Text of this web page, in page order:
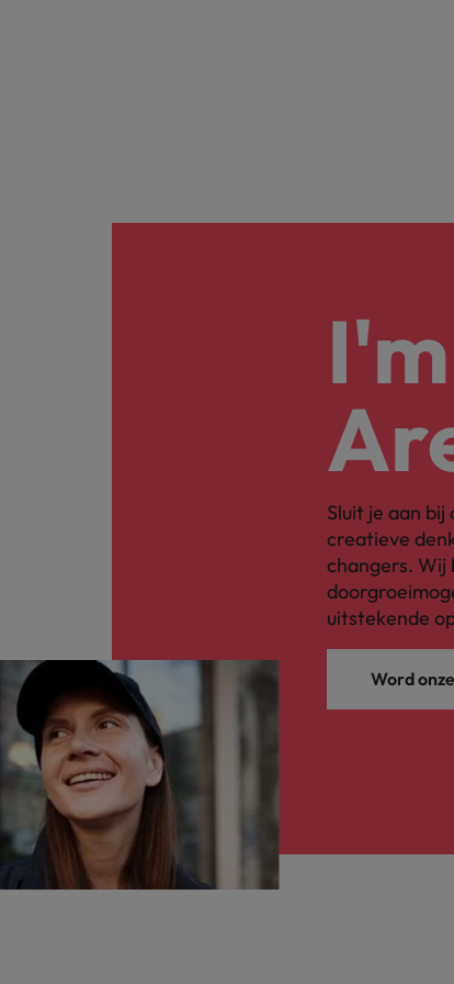
Sluit je aan
creatieve
changers. Wij
uitstekende
Word